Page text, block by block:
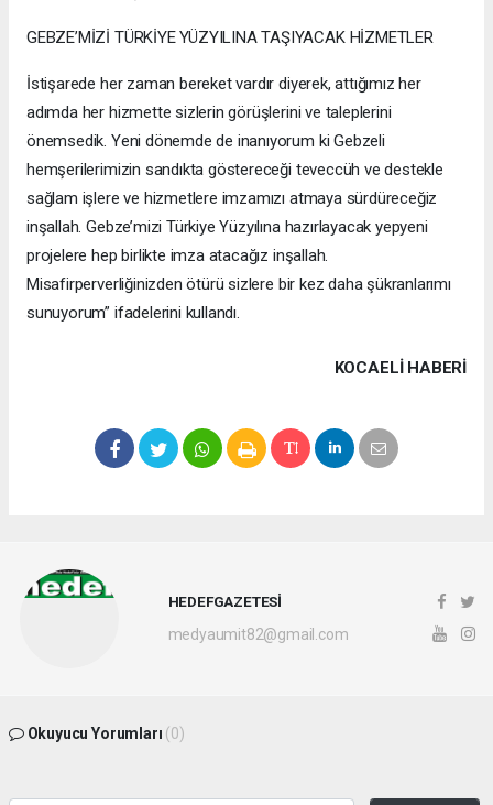
GEBZE’MİZİ TÜRKİYE YÜZYILINA TAŞIYACAK HİZMETLER
İstişarede her zaman bereket vardır diyerek, attığımız her
adımda her hizmette sizlerin görüşlerini ve taleplerini
önemsedik. Yeni dönemde de inanıyorum ki Gebzeli
hemşerilerimizin sandıkta göstereceği teveccüh ve destekle
sağlam işlere ve hizmetlere imzamızı atmaya sürdüreceğiz
inşallah. Gebze’mizi Türkiye Yüzyılına hazırlayacak yepyeni
projelere hep birlikte imza atacağız inşallah.
Misafirperverliğinizden ötürü sizlere bir kez daha şükranlarımı
sunuyorum” ifadelerini kullandı.
KOCAELI HABERİ
HEDEFGAZETESİ
medyaumit82@gmail.com
Okuyucu Yorumları (0)